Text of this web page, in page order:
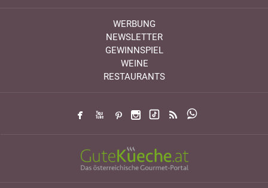
WERBUNG
NEWSLETTER
GEWINNSPIEL
WEINE
RESTAURANTS